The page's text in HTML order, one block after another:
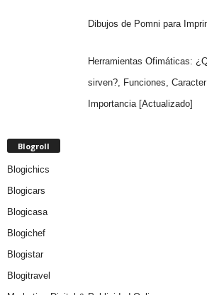
Dibujos de Pomni para
Herramientas Ofimáticas:
sirven?, Funciones,
Importancia [Actualizado]
Blogroll
Blogichics
Blogicars
Blogicasa
Blogichef
Blogistar
Blogitravel